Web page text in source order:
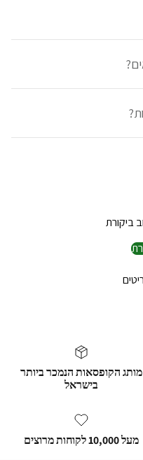
ביקורת
מותג הקופסאות הנמכר ביותר
בישראל
מעל 10,000 לקוחות מרוצים